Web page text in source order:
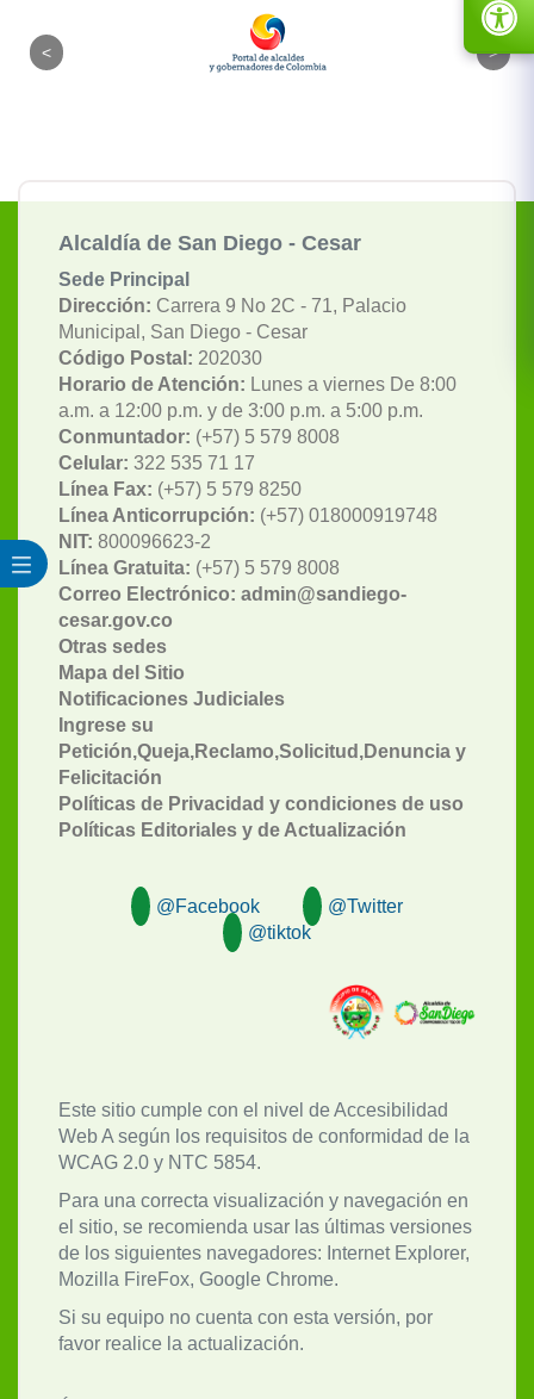
Alcaldía de San Diego - Cesar
Sede Principal
Dirección: Carrera 9 No 2C - 71, Palacio
Municipal, San Diego - Cesar
Código Postal: 202030
Horario de Atención: Lunes a viernes De 8:00
a.m. a 12:00 p.m. y de 3:00 p.m. a 5:00 p.m.
Conmuntador: (+57) 5 579 8008
Celular: 322 535 71 17
Línea Fax: (+57) 5 579 8250
Línea Anticorrupción: (+57) 018000919748
NIT: 800096623-2
Línea Gratuita: (+57) 5 579 8008
Correo Electrónico: admin@sandiego-
cesar.gov.co
Otras sedes
Mapa del Sitio
Notificaciones Judiciales
Ingrese su
Petición,Queja,Reclamo,Solicitud,Denuncia y
Felicitación
Políticas de Privacidad y condiciones de uso
Políticas Editoriales y de Actualización
@Facebook
@Twitter
@tiktok
Este sitio cumple con el nivel de Accesibilidad
Web A según los requisitos de conformidad de la
WCAG 2.0 y NTC 5854.
Para una correcta visualización y navegación en
el sitio, se recomienda usar las últimas versiones
de los siguientes navegadores: Internet Explorer,
Mozilla FireFox, Google Chrome.
Si su equipo no cuenta con esta versión, por
favor realice la actualización.